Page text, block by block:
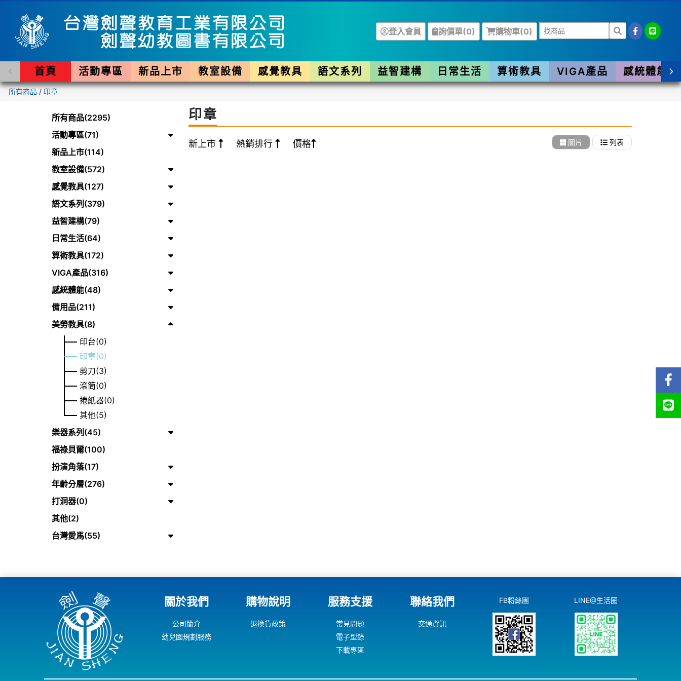
登入會員 詢價單(0) 購物車(0)
首頁 活動專區 新品上市 教室設備 感覺教具 語文系列 益智建構 日常生活 算術教具 VIGA產品 感統體能
所有商品 / 印章
所有商品(2295)
活動專區(71)
新品上市(114)
教室設備(572)
感覺教具(127)
語文系列(379)
益智建構(79)
日常生活(64)
算術教具(172)
VIGA產品(316)
感統體能(48)
備用品(211)
美勞教具(8)
印台(0)
印章(0)
剪刀(3)
滾筒(0)
捲紙器(0)
其他(5)
樂器系列(45)
福祿貝爾(100)
扮演角落(17)
年齡分層(276)
打洞器(0)
其他(2)
台灣愛馬(55)
印章
新上市 熱銷排行 價格 圖片 列表
關於我們
公司簡介
幼兒園規劃服務
購物說明
退換貨政策
服務支援
常見問題
電子型錄
下載專區
聯絡我們
交通資訊
FB粉絲團 LINE@生活圈